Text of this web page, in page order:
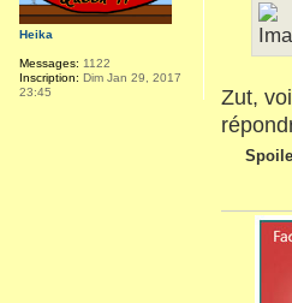
Zut,
Heika
Messages: 1122
Inscription: Dim Jan 29, 2017
23:45